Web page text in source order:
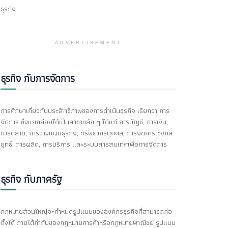
ธุรกิจ
ADVERTISEMENT
ธุรกิจ กับการจัดการ
การศึกษาเกี่ยวกับประสิทธิภาพของการดำเนินธุรกิจ เรียกว่า การ
จัดการ ซึ่งแยกย่อยได้เป็นสาขาหลัก ๆ ได้แก่ การบัญชี, การเงิน,
การตลาด, การวางแผนธุรกิจ, ทรัพยากรบุคคล, การจัดการเชิงกล
ยุทธ์, การผลิต, การบริการ และระบบสารสนเทศเพื่อการจัดการ
ธุรกิจ กับภาครัฐ
กฎหมายส่วนใหญ่จะกำหนดรูปแบบขององค์กรธุรกิจที่สามารถก่อ
ตั้งได้ ภายใต้กำกับของกฎหมายการค้าหรือกฎหมายพาณิชย์ รูปแบบ